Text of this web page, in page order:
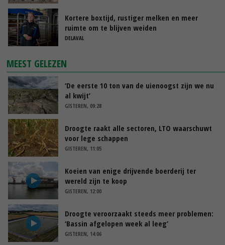
Kortere boxtijd, rustiger melken en meer
ruimte om te blijven weiden
DELAVAL
MEEST GELEZEN
‘De eerste 10 ton van de uienoogst zijn we nu
al kwijt’
GISTEREN, 09:28
Droogte raakt alle sectoren, LTO waarschuwt
voor lege schappen
GISTEREN, 11:05
Koeien van enige drijvende boerderij ter
wereld zijn te koop
GISTEREN, 12:00
Droogte veroorzaakt steeds meer problemen:
‘Bassin afgelopen week al leeg’
GISTEREN, 14:06